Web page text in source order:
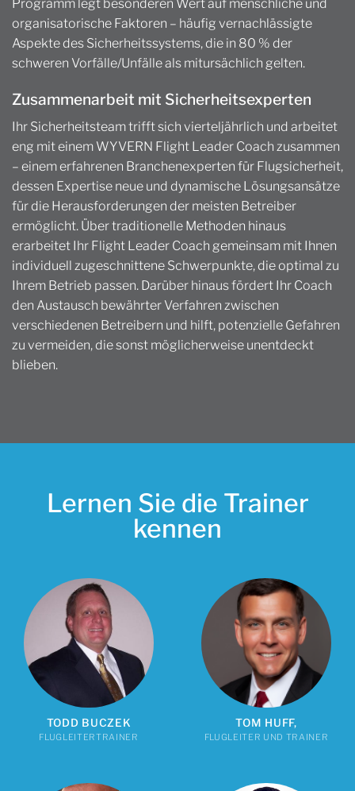
Programm legt besonderen Wert auf menschliche und
organisatorische Faktoren – häufig vernachlässigte
Aspekte des Sicherheitssystems, die in 80 % der
schweren Vorfälle/Unfälle als mitursächlich gelten.
Zusammenarbeit mit Sicherheitsexperten
Ihr Sicherheitsteam trifft sich vierteljährlich und arbeitet
eng mit einem WYVERN Flight Leader Coach zusammen
– einem erfahrenen Branchenexperten für Flugsicherheit,
dessen Expertise neue und dynamische Lösungsansätze
für die Herausforderungen der meisten Betreiber
ermöglicht. Über traditionelle Methoden hinaus
erarbeitet Ihr Flight Leader Coach gemeinsam mit Ihnen
individuell zugeschnittene Schwerpunkte, die optimal zu
Ihrem Betrieb passen. Darüber hinaus fördert Ihr Coach
den Austausch bewährter Verfahren zwischen
verschiedenen Betreibern und hilft, potenzielle Gefahren
zu vermeiden, die sonst möglicherweise unentdeckt
blieben.
Lernen Sie die Trainer
kennen
TODD BUCZEK
FLUGLEITERTRAINER
TOM HUFF,
FLUGLEITER UND TRAINER